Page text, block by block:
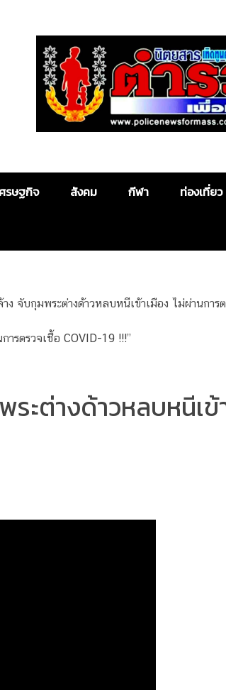
Police
รษฐกิจ สังคม กีฬา ท่องเที่ยว
าง จับกุมพระต่างด้าวหลบหนีเข้าเมือง ไม่ผ่านการ
ะต่างด้าวหลบหนีเข้